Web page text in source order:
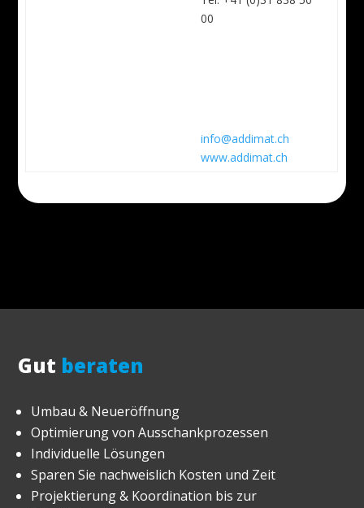
00
info@addimat.ch
www.addimat.ch
Gut beraten
Umbau & Neueröffnung
Optimierung von Ausschankprozessen
Individuelle Lösungen
Sparen Sie nachweislich Kosten und Zeit
Projektierung & Koordination bis zur